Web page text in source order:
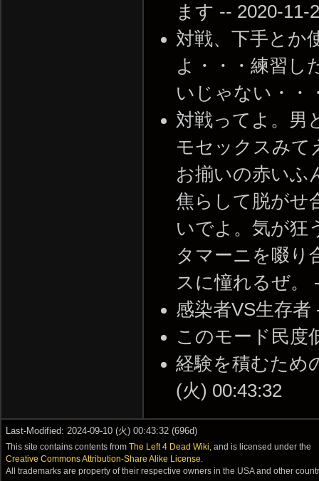
ます -- 2020-11-
対戦、下手とか
よ・・・練習し
いじゃない・・
対戦ってよ。男
モセックスみて
お揃いの赤いふ
焦らして脱がせ
いでよ。気が狂
タマーニを啜り
スに憧れるぜ。
感染者VS生存者
このモード民度
経験を積むため
(火) 00:43:32
Last-Modified: 2024-09-10 (火) 00:43:32 (696d)
This site contains contents fromThe Left 4 Dead Wiki , and is licensed under the
Creative Commons Attribution-Share Alike License
All trademarks are property of their respective owners in the USA and other